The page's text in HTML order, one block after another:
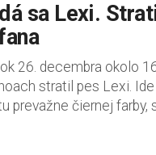
sa Lexi.
26. decembra okolo
stratil pes Lexi.
prevažne čiernej farby,